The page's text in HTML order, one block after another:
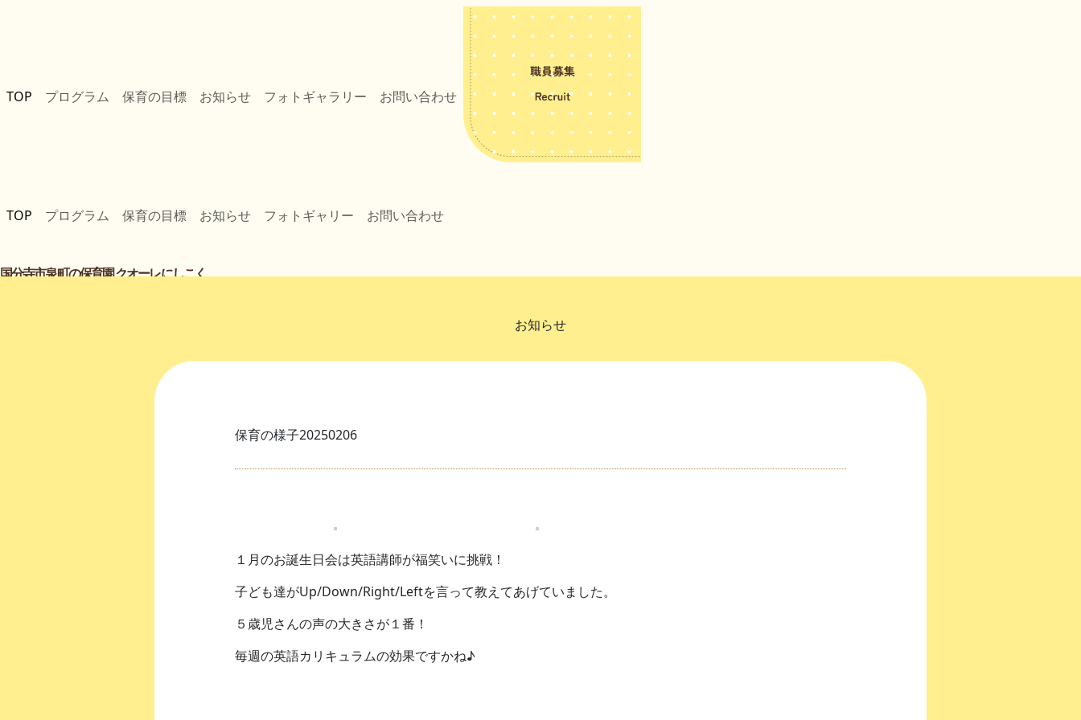
TOP プログラム 保育の目標 お知らせ フォトギャラリー お問い合わせ
TOP プログラム 保育の目標 お知らせ フォトギャリー お問い合わせ
国分寺市泉町の保育園 クオーレにしこく
お知らせ
保育の様子20250206
１月のお誕生日会は英語講師が福笑いに挑戦！
子ども達がUp/Down/Right/Leftを言って教えてあげていました。
５歳児さんの声の大きさが１番！
毎週の英語カリキュラムの効果ですかね♪